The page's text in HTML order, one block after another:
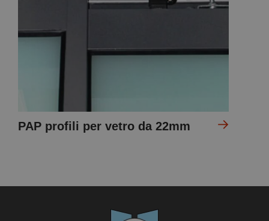
PAP profili per vetro da 22mm